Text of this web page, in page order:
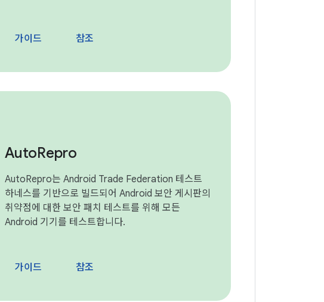
가이드 참조
AutoRepro
AutoRepro는 Android Trade Federation 테스트
하네스를 기반으로 빌드되어 Android 보안 게시판의
취약점에 대한 보안 패치 테스트를 위해 모든
Android 기기를 테스트합니다.
가이드 참조